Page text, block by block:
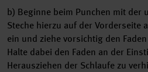
b) Beginne beim Punchen mit der
Steche hierzu auf der Vorderseite
ein und ziehe vorsichtig den
Halte dabei den Faden an der
Herausziehen der Schlaufe zu